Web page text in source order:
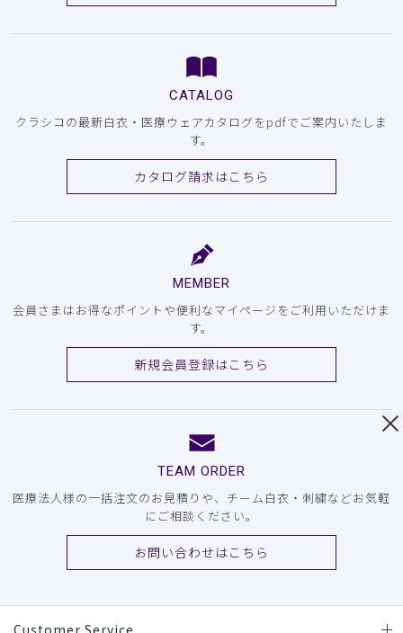
CATALOG
クラシコの最新白衣・医療ウェアカタログをpdfでご案内いたしま
す。
カタログ請求はこちら
MEMBER
会員さまはお得なポイントや便利なマイページをご利用いただけま
す。
新規会員登録はこちら
TEAM ORDER
医療法人様の一括注文のお見積りや、チーム白衣・刺繍などお気軽
にご相談ください。
お問い合わせはこちら
Customer Service